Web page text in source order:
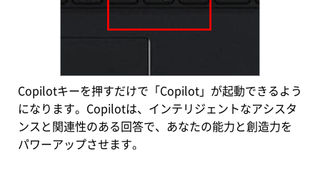
Copilotキーを押すだけで「Copilot」が起動できるよう
になります。Copilotは、インテリジェントなアシスタ
ンスと関連性のある回答で、あなたの能力と創造力を
パワーアップさせます。